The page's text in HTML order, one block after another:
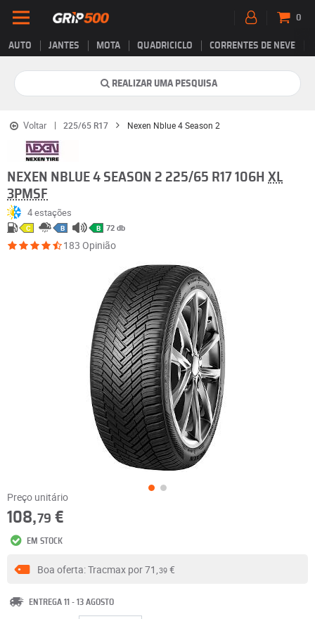
AUTO JANTES MOTA QUADRICICLO CORRENTES DE NEVE
0
REALIZAR UMA PESQUISA
Voltar 225/65 R17 Nexen Nblue 4 Season 2
NEXEN NBLUE 4 SEASON 2 225/65 R17 106H XL
3PMSF
4 estações
C B B 72 db
183 Opinião
Preço unitário
108,79 €
EM STOCK
Boa oferta: Tracmax por71,39€
ENTREGA 11 - 13 AGOSTO